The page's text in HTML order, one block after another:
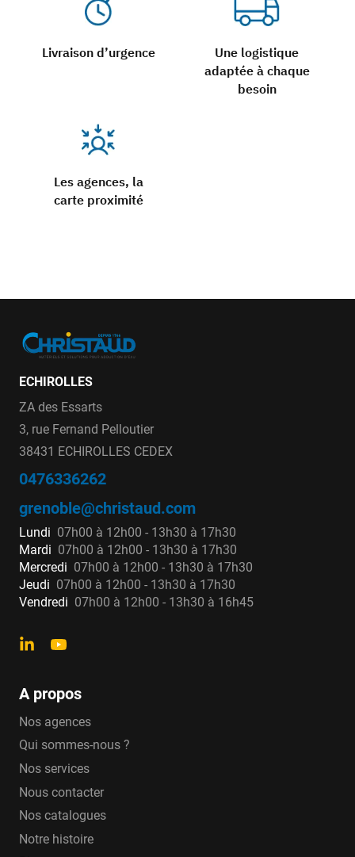
Livraison d’urgence
Une logistique
adaptée à chaque
besoin
Les agences, la
carte proximité
ECHIROLLES
ZA des Essarts
3, rue Fernand Pelloutier
38431 ECHIROLLES CEDEX
0476336262
grenoble@christaud.com
Lundi 07h00 à 12h00 - 13h30 à 17h30
Mardi 07h00 à 12h00 - 13h30 à 17h30
Mercredi 07h00 à 12h00 - 13h30 à 17h30
Jeudi 07h00 à 12h00 - 13h30 à 17h30
Vendredi 07h00 à 12h00 - 13h30 à 16h45
A propos
Nos agences
Qui sommes-nous ?
Nos services
Nous contacter
Nos catalogues
Notre histoire